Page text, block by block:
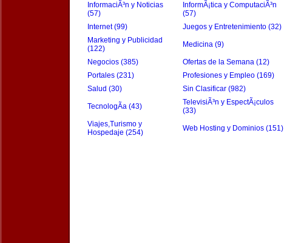
InformaciÃ³n y Noticias
(57)
InformÃ¡tica y ComputaciÃ³n
(57)
Internet (99)
Juegos y Entretenimiento (32)
Marketing y Publicidad
(122)
Medicina (9)
Negocios (385) Ofertas de la Semana (12)
Portales (231)
Profesiones y Empleo (169)
Salud (30)
Sin Clasificar (982)
TecnologÃ­a (43)
TelevisiÃ³n y EspectÃ¡culos
(33)
Viajes,Turismo y
Hospedaje (254)
Web Hosting y Dominios (151)